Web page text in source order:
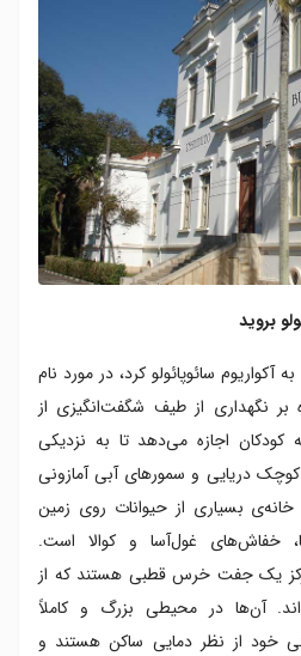
آکواریوم سائوپائولو کرد، در مورد نام
بر نگهداری از طیف شگفت‌انگیزی از
کودکان اجازه می‌دهد تا به نزدیکی
دریایی و سمورهای آبی آمازونی
خانه‌ی بسیاری از حیوانات روی زمین
خفاش‌های غول‌آسا و کوالا است.
یک جفت خرس قطبی هستند که از
آن‌ها در محیطی بزرگ و کاملاً
خود از نظر دمایی ساکن هستند و